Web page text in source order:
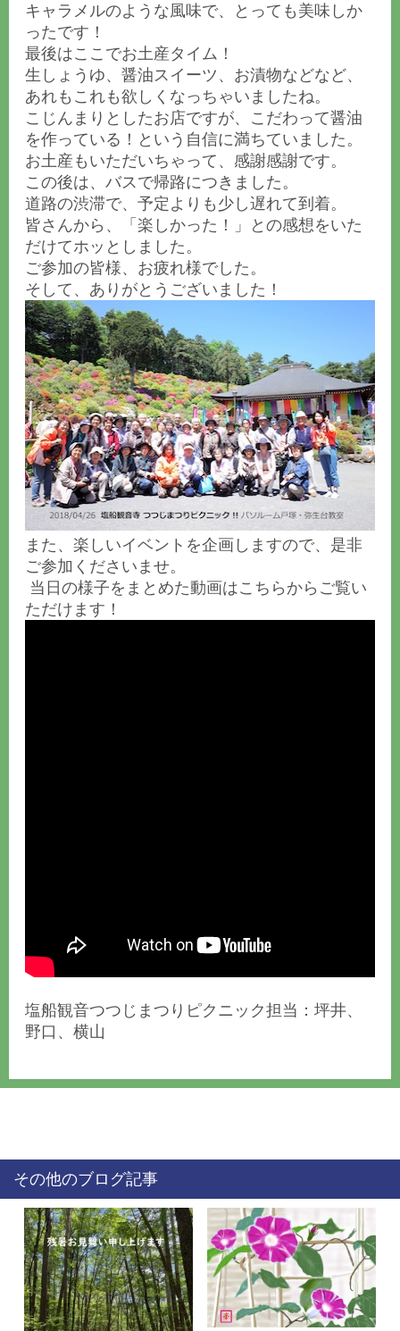
キャラメルのような風味で、とっても美味しか
ったです！
最後はここでお土産タイム！
生しょうゆ、醤油スイーツ、お漬物などなど、
あれもこれも欲しくなっちゃいましたね。
こじんまりとしたお店ですが、こだわって醤油
を作っている！という自信に満ちていました。
お土産もいただいちゃって、感謝感謝です。
この後は、バスで帰路につきました。
道路の渋滞で、予定よりも少し遅れて到着。
皆さんから、「楽しかった！」との感想をいた
だけてホッとしました。
ご参加の皆様、お疲れ様でした。
そして、ありがとうございました！
また、楽しいイベントを企画しますので、是非
ご参加くださいませ。
当日の様子をまとめた動画はこちらからご覧い
ただけます！
塩船観音つつじまつりピクニック担当：坪井、
野口、横山
その他のブログ記事